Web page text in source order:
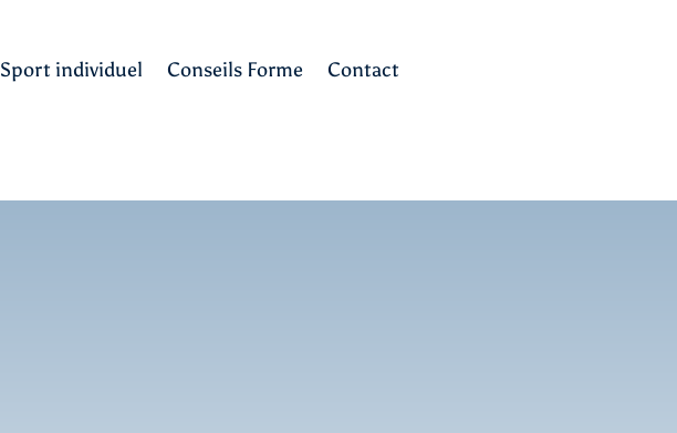
Sport individuel Conseils Forme Contact